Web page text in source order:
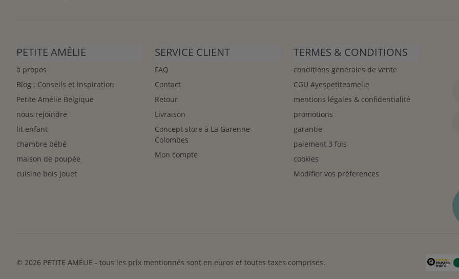
PETITE AMÉLIE
à propos
Blog : Conseils et inspiration
Petite Amélie Belgique
nous rejoindre
lit enfant
chambre bébé
maison de poupée
cuisine bois jouet
SERVICE CLIENT
FAQ
Contact
Retour
Livraison
Concept store à La Garenne-
Colombes
Mon compte
TERMES & CONDITIONS
conditions générales de vente
CGU #yespetiteamelie
mentions légales & confidentialité
promotions
garantie
paiement 3 fois
cookies
Modifier vos préferences
© 2026 PETITE AMÉLIE - tous les prix mentionnés sont en euros et toutes taxes comprises.